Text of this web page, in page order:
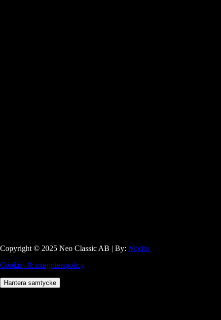
Copyright © 2025 Neo Classic AB | By: Modhs
Cookie- & integritetspolicy
Hantera samtycke